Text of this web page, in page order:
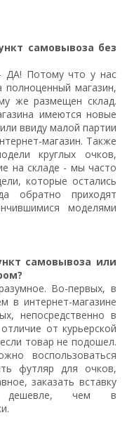
самовывоза без
ДА! Потому что у нас
магазин,
же размещен склад.
имеются новые
ввиду малой партии
магазин. Также
круглых очков,
на складе - мы часто
которые остались
обратно приходят
моделями
самовывоза или
Во-первых, в
в интернет-магазине
непосредственно в
от курьерской
товар не подошел.
воспользоваться
футляр для очков,
заказать вставку
дешевле, чем в